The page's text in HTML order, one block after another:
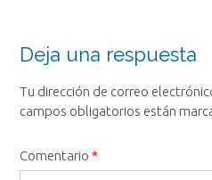
entrada
Deja una respuesta
Tu dirección de correo
campos obligatorios están
Comentario *